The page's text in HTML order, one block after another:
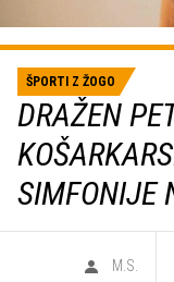
ŠPORTI Z ŽOGO
DRAŽEN
SIMFONIJE
M.S.